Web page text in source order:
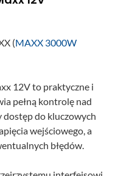
(MAXX 3000W
12V to praktyczne i
pełną kontrolę nad
dostęp do kluczowych
wejściowego, a
błędów.